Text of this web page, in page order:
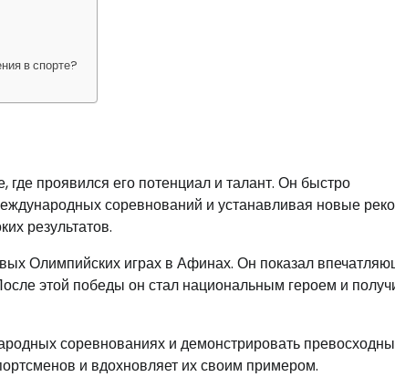
в спорте?
проявился его потенциал и талант. Он быстро
соревнований и устанавливая новые
результатов.
Олимпийских играх в Афинах. Он показал
этой победы он стал национальным героем и
соревнованиях и демонстрировать
и вдохновляет их своим примером.